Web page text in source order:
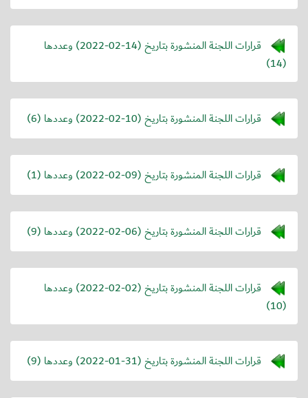
قرارات اللجنة المنشورة بتاريخ (2022-02-14) وعددها
(14)
قرارات اللجنة المنشورة بتاريخ (2022-02-10) وعددها (6)
قرارات اللجنة المنشورة بتاريخ (2022-02-09) وعددها (1)
قرارات اللجنة المنشورة بتاريخ (2022-02-06) وعددها (9)
قرارات اللجنة المنشورة بتاريخ (2022-02-02) وعددها
(10)
قرارات اللجنة المنشورة بتاريخ (2022-01-31) وعددها (9)